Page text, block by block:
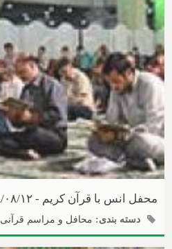
محفل انس با قرآن کریم - ۱۳۹۹/۰۸/۱۲
دسته بندی: محافل و مراسم قرآنی